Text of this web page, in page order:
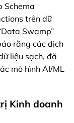
Schema
trên dữ
Swamp”
rằng các dịch
liệu sạch, đã
mô hình AI/ML
Kinh doanh